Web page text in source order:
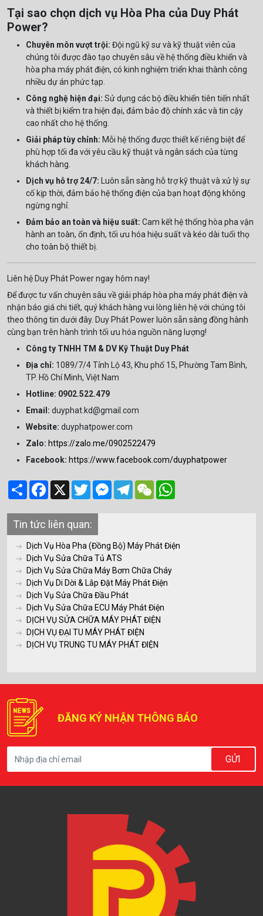
Tại sao chọn dịch vụ Hòa Pha của Duy Phát
Power?
Chuyên môn vượt trội: Đội ngũ kỹ sư và kỹ thuật viên của
chúng tôi được đào tạo chuyên sâu về hệ thống điều khiển và
hòa pha máy phát điện, có kinh nghiệm triển khai thành công
nhiều dự án phức tạp.
Công nghệ hiện đại: Sử dụng các bộ điều khiển tiên tiến nhất
và thiết bị kiểm tra hiện đại, đảm bảo độ chính xác và tin cậy
cao nhất cho hệ thống.
Giải pháp tùy chỉnh: Mỗi hệ thống được thiết kế riêng biệt để
phù hợp tối đa với yêu cầu kỹ thuật và ngân sách của từng
khách hàng.
Dịch vụ hỗ trợ 24/7: Luôn sẵn sàng hỗ trợ kỹ thuật và xử lý sự
cố kịp thời, đảm bảo hệ thống điện của bạn hoạt động không
ngừng nghỉ.
Đảm bảo an toàn và hiệu suất: Cam kết hệ thống hòa pha vận
hành an toàn, ổn định, tối ưu hóa hiệu suất và kéo dài tuổi thọ
cho toàn bộ thiết bị.
Liên hệ Duy Phát Power ngay hôm nay!
Để được tư vấn chuyên sâu về giải pháp hòa pha máy phát điện và
nhận báo giá chi tiết, quý khách hàng vui lòng liên hệ với chúng tôi
theo thông tin dưới đây. Duy Phát Power luôn sẵn sàng đồng hành
cùng bạn trên hành trình tối ưu hóa nguồn năng lượng!
Công ty TNHH TM & DV Kỹ Thuật Duy Phát
Địa chỉ: 1089/7/4 Tỉnh Lộ 43, Khu phố 15, Phường Tam Bình,
TP. Hồ Chí Minh, Việt Nam
Hotline: 0902.522.479
Email: duyphat.kd@gmail.com
Website: duyphatpower.com
Zalo: https://zalo.me/0902522479
Facebook: https://www.facebook.com/duyphatpower
Share Facebook
X TwitterMessengerTelegramWeChat
Tin tức liên quan:
Dịch Vụ Hòa Pha (Đồng Bộ) Máy Phát Điện
Dịch Vụ Sửa Chữa Tủ ATS
Dịch Vụ Sửa Chữa Máy Bơm Chữa Cháy
Dịch Vụ Di Dời & Lắp Đặt Máy Phát Điện
Dịch Vụ Sửa Chữa Đầu Phát
Dịch Vụ Sửa Chữa ECU Máy Phát Điện
DỊCH VỤ SỬA CHỮA MÁY PHÁT ĐIỆN
DỊCH VỤ ĐẠI TU MÁY PHÁT ĐIỆN
DỊCH VỤ TRUNG TU MÁY PHÁT ĐIỆN
ĐĂNG KÝ NHẬN THÔNG BÁO
GỬI